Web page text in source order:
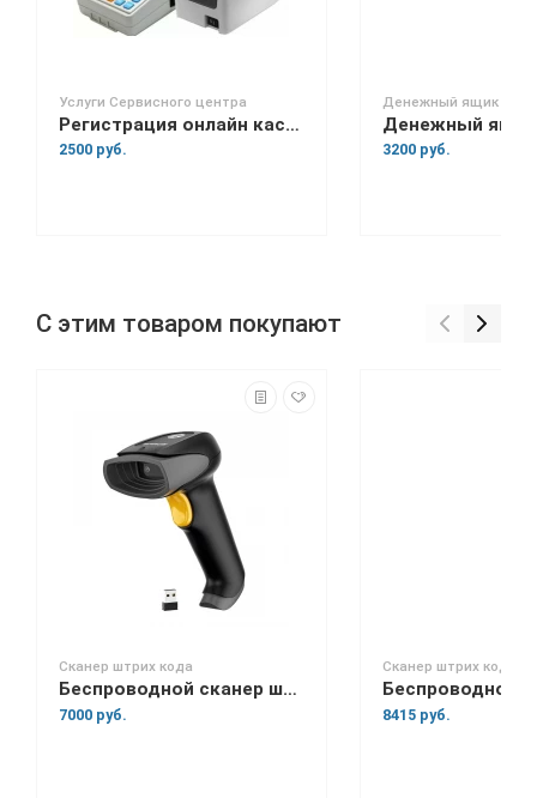
Услуги Сервисного центра
Регистрация онлайн кассы в налоговой
2500 руб.
Денежный ящик
3200 руб.
С этим товаром покупают
Сканер штрих кода
Беспроводной сканер штрих-кода Space Lite BT
7000 руб.
Сканер штрих кода
8415 руб.